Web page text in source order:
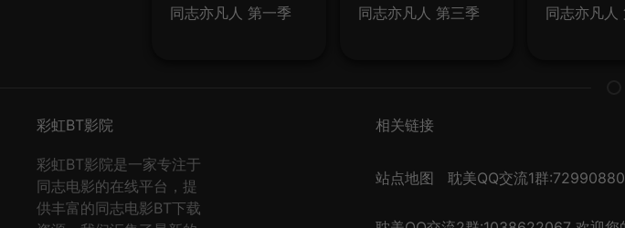
同志亦凡人 第一季 同志亦凡人 第三季 同志亦凡人
彩虹BT影院
彩虹BT影院是一家专注于
同志电影的在线平台，提
供丰富的同志电影BT下载
相关链接
站点地图 耽美QQ交流1群